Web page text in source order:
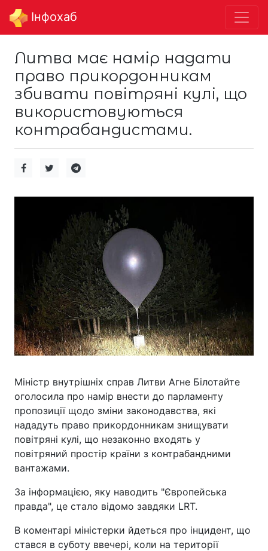
Інфохаб
Литва має намір надати
право прикордонникам
збивати повітряні кулі, що
використовуються
контрабандистами.
Міністр внутрішніх справ Литви Агне Білотайте
оголосила про намір внести до парламенту
пропозиції щодо зміни законодавства, які
нададуть право прикордонникам знищувати
повітряні кулі, що незаконно входять у
повітряний простір країни з контрабандними
вантажами.
За інформацією, яку наводить "Європейська
правда", це стало відомо завдяки LRT.
В коментарі міністерки йдеться про інцидент, що
стався в суботу ввечері, коли на території